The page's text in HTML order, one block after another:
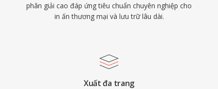
phân giải cao đáp ứng tiêu chuẩn chuyên nghiệp cho
in ấn thương mại và lưu trữ lâu dài.
Xuất đa trang